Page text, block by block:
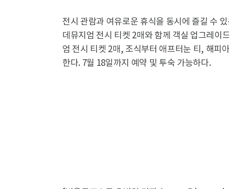
전시 관람과 여유로운 휴식을 동시에 즐길 수
데뮤지엄 전시 티켓 2매와 함께 객실 업그레이
엄 전시 티켓 2매, 조식부터 애프터눈 티, 해피
한다. 7월 18일까지 예약 및 투숙 가능하다.